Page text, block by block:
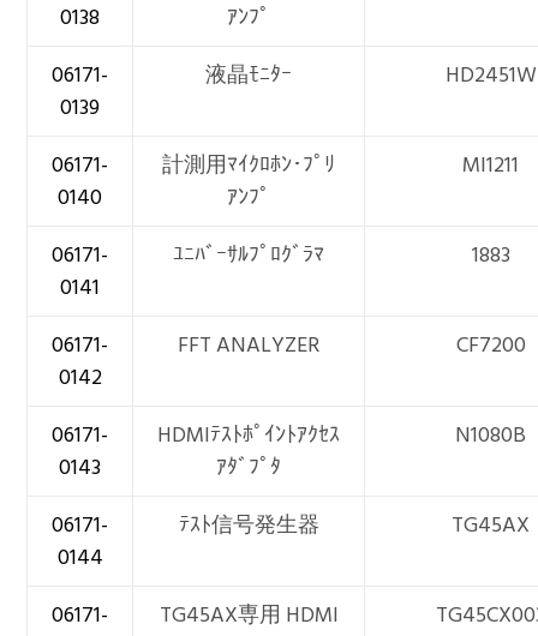
0138
ｱﾝﾌﾟ
06171-
0139
液晶ﾓﾆﾀｰ HD2451W
06171-
0140
計測用ﾏｲｸﾛﾎﾝ･ﾌﾟﾘ
ｱﾝﾌﾟ
MI1211
06171-
0141
ﾕﾆﾊﾞｰｻﾙﾌﾟﾛｸﾞﾗﾏ 1883
06171-
0142
FFT ANALYZER CF7200
06171-
0143
HDMIﾃｽﾄﾎﾟｲﾝﾄｱｸｾｽ
ｱﾀﾞﾌﾟﾀ
N1080B
06171-
0144
ﾃｽﾄ信号発生器 TG45AX
06171-
TG45AX専用 HDMI